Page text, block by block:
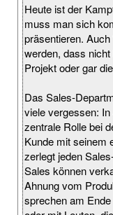
Heute ist der
muss man sich
präsentieren.
werden, dass
Projekt oder gar
Das Sales-
viele vergessen:
zentrale Rolle bei
Kunde mit seinem
zerlegt jeden
Sales können
Ahnung vom
sprechen am